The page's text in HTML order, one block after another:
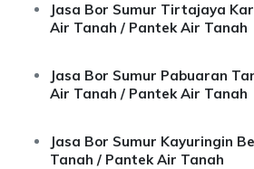
Jasa Bor Sumur Tirtajaya
Air Tanah / Pantek Air Tanah
Jasa Bor Sumur Pabuaran
Air Tanah / Pantek Air Tanah
Jasa Bor Sumur Kayuringin
Tanah / Pantek Air Tanah